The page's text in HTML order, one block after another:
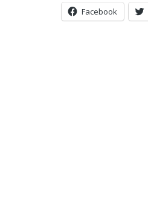
Facebook